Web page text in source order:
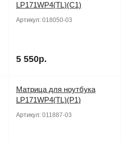
LP171WP4(TL)(C1)
Артикул: 018050-03
5 550р.
Матрица для ноутбука
LP171WP4(TL)(P1)
Артикул: 011887-03